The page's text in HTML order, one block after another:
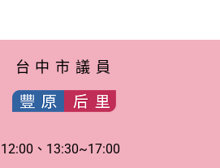
台中市議員
、13:30~17:00